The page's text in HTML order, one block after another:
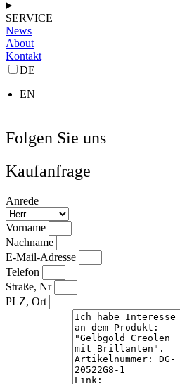
SERVICE
News
About
Kontakt
DE
EN
Folgen Sie uns
Kaufanfrage
Anrede
Vorname
Nachname
E-Mail-Adresse
Telefon
Straße, Nr
PLZ, Ort